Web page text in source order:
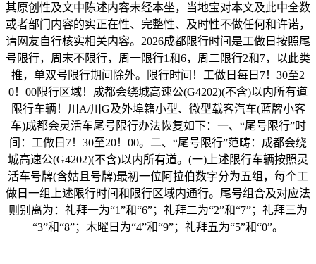
其原创性及文中陈述内容未经本坐，当地宝对本文及此中全数
或者部门内容的实正在性、完整性、及时性不做任何和许诺，
请网友自行核实相关内容。2026成都限行时间是工做日按照尾
号限行，周末不限行，周一限行1和6，周二限行2和7，以此类
推，单双号限行期间除外。限行时间！工做日每日7！30至2
0！00限行区域！成都会绕城高速公(G4202)(不含)以内所有道
限行车辆！川A/川G及外埠籍小型、微型载客汽车(蓝牌小客
车)成都会灵活车尾号限行办法恢复如下：一、“尾号限行”时
间：工做日7！30至20！00。二、“尾号限行”范畴：成都会绕
城高速公(G4202)(不含)以内所有道。(一)上述限行车辆按照灵
活车号牌(含姑且号牌)最初一位阿拉伯数字分为五组，每个工
做日一组上述限行时间和限行区域内通行。尾号组合及对应法
则别离为：礼拜一为“1”和“6”；礼拜二为“2”和“7”；礼拜三为
“3”和“8”；木曜日为“4”和“9”；礼拜五为“5”和“0”。